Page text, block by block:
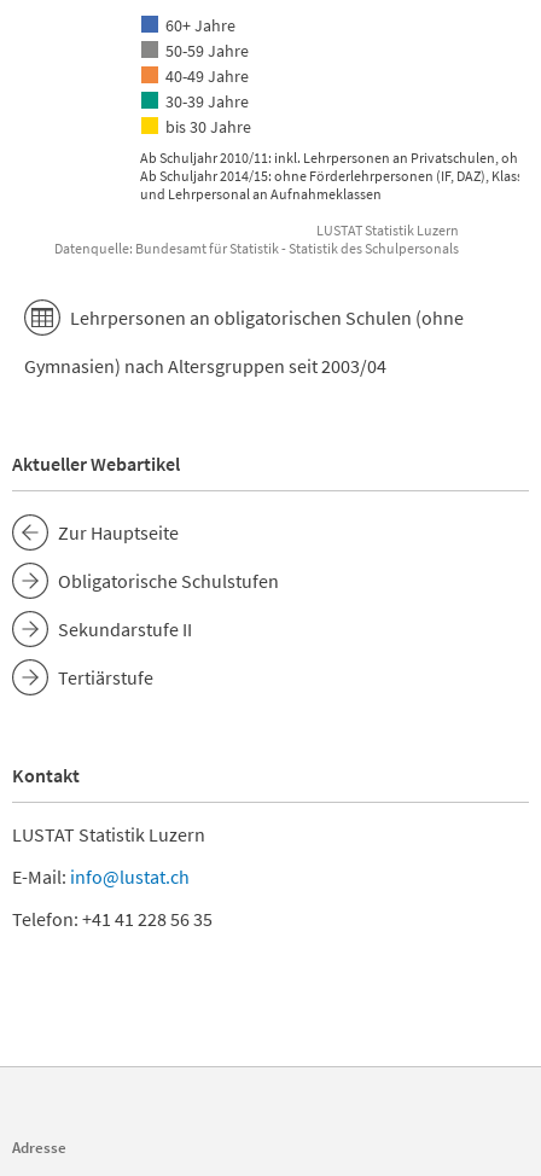
Ab Schuljahr 2010/11: inkl. Lehrpersonen an Privatschulen, ohne
Ab Schuljahr 2014/15: ohne Förderlehrpersonen (IF, DAZ),
und Lehrpersonal an Aufnahmeklassen
60+ Jahre
50-59 Jahre
40-49 Jahre
30-39 Jahre
bis 30 Jahre
LUSTAT Statistik Luzern
Datenquelle: Bundesamt für Statistik - Statistik des Schulpersonals
Lehrpersonen an obligatorischen Schulen (ohne
Gymnasien) nach Altersgruppen seit 2003/04
Aktueller Webartikel
Zur Hauptseite
Obligatorische Schulstufen
Sekundarstufe II
Tertiärstufe
Kontakt
LUSTAT Statistik Luzern
E-Mail: info@lustat.ch
Telefon: +41 41 228 56 35
Adresse